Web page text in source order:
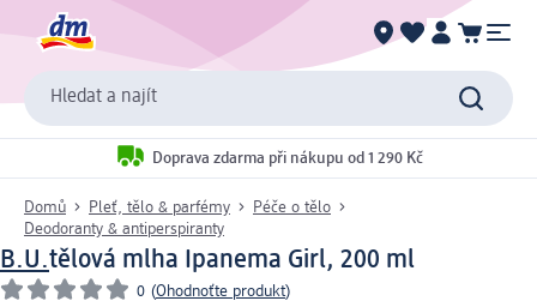
Hledat a najít
Doprava zdarma při nákupu od 1 290 Kč
Domů Pleť, tělo & parfémy
Péče o tělo
Deodoranty & antiperspiranty
B.U.tělová mlha Ipanema Girl, 200 ml
0 (Ohodnoťte produkt)